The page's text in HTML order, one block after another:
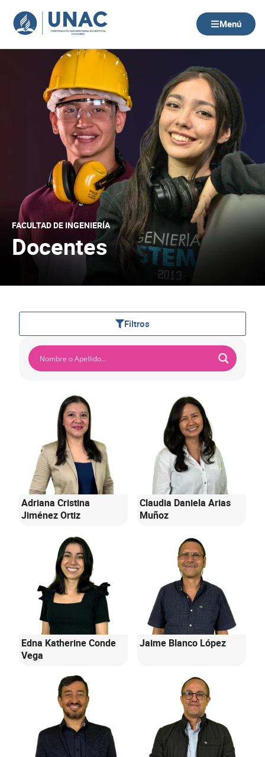
contenido
Menú
FACULTAD DE INGENIERÍA
Docentes
Filtros
Adriana Cristina
Jiménez Ortiz
Claudia Daniela Arias
Muñoz
Edna Katherine Conde
Vega
Jaime Blanco López